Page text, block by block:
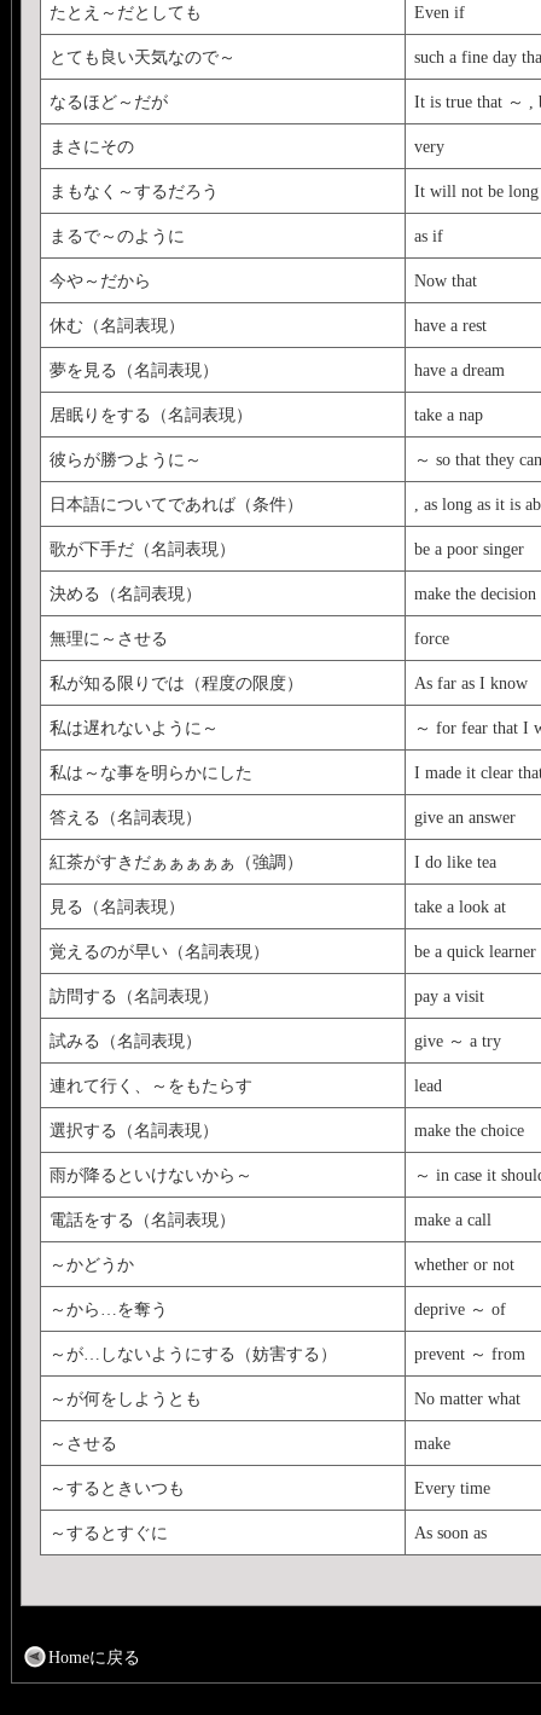
たとえ～だとしても Even if
とても良い天気なので～ such a fine day
なるほど～だが It is true that ～ ,
まさにその very
まもなく～するだろう It will not be long
まるで～のように as if
今や～だから Now that
休む（名詞表現） have a rest
夢を見る（名詞表現） have a dream
居眠りをする（名詞表現） take a nap
彼らが勝つように～ ～ so that they
日本語についてであれば（条件） , as long as it is
歌が下手だ（名詞表現） be a poor singer
決める（名詞表現） make the decision
無理に～させる force
私が知る限りでは（程度の限度） As far as I know
私は遅れないように～ ～ for fear that I
私は～な事を明らかにした I made it clear
答える（名詞表現） give an answer
紅茶がすきだぁぁぁぁぁ（強調） I do like tea
見る（名詞表現） take a look at
覚えるのが早い（名詞表現） be a quick learner
訪問する（名詞表現） pay a visit
試みる（名詞表現） give ～ a try
連れて行く、～をもたらす lead
選択する（名詞表現） make the choice
雨が降るといけないから～ ～ in case it
電話をする（名詞表現） make a call
～かどうか whether or not
～から…を奪う deprive ～ of
～が…しないようにする（妨害する） prevent ～ from
～が何をしようとも No matter what
～させる make
～するときいつも Every time
～するとすぐに As soon as
Homeに戻る